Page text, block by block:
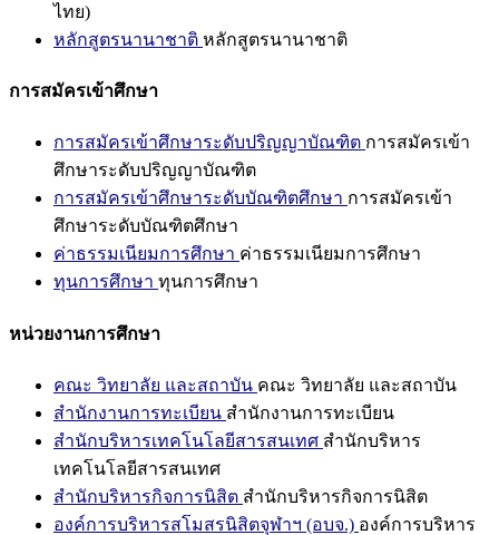
ไทย)
หลักสูตรนานาชาติ หลักสูตรนานาชาติ
การสมัครเข้าศึกษา
การสมัครเข้าศึกษาระดับปริญญาบัณฑิต การสมัครเข้า
ศึกษาระดับปริญญาบัณฑิต
การสมัครเข้าศึกษาระดับบัณฑิตศึกษา การสมัครเข้า
ศึกษาระดับบัณฑิตศึกษา
ค่าธรรมเนียมการศึกษา ค่าธรรมเนียมการศึกษา
ทุนการศึกษา ทุนการศึกษา
หน่วยงานการศึกษา
คณะ วิทยาลัย และสถาบัน คณะ วิทยาลัย และสถาบัน
สำนักงานการทะเบียน สำนักงานการทะเบียน
สำนักบริหารเทคโนโลยีสารสนเทศ สำนักบริหาร
เทคโนโลยีสารสนเทศ
สำนักบริหารกิจการนิสิต สำนักบริหารกิจการนิสิต
องค์การบริหารสโมสรนิสิตจุฬาฯ (อบจ.) องค์การบริหาร